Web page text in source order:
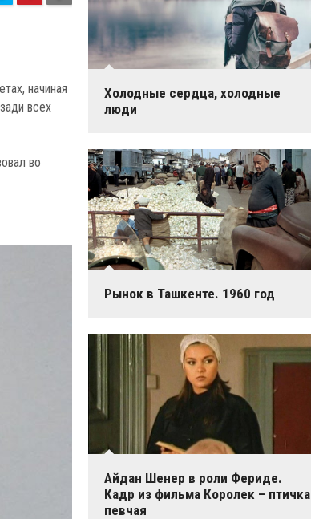
начиная
всех
во
Холодные сердца, холодные
люди
Рынок в Ташкенте. 1960 год
Айдан Шенер в роли Фериде.
Кадр из фильма Королек – птичка
певчая